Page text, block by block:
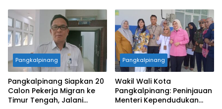
Pangkalpinang
Pangkalpinang Siapkan 20
Calon Pekerja Migran ke
Timur Tengah, Jalani
Pangkalpinang
Wakil Wali Kota
Pangkalpinang: Peninjauan
Menteri Kependudukan